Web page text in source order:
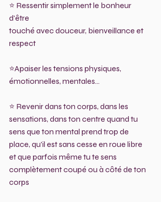
⭐ Ressentir simplement le bonheur
d'être
touché avec douceur, bienveillance et
respect
⭐Apaiser les tensions physiques,
émotionnelles, mentales...
⭐ Revenir dans ton corps, dans les
sensations, dans ton centre quand tu
sens que ton mental prend trop de
place, qu'il est sans cesse en roue libre
et que parfois même tu te sens
complètement coupé ou à côté de ton
corps